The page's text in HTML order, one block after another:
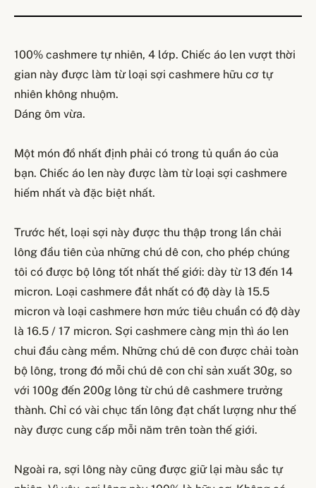
100% cashmere tự nhiên, 4 lớp. Chiếc áo len vượt thời
gian này được làm từ loại sợi cashmere hữu cơ tự
nhiên không nhuộm.
Dáng ôm vừa.
Một món đồ nhất định phải có trong tủ quần áo của
bạn. Chiếc áo len này được làm từ loại sợi cashmere
hiếm nhất và đặc biệt nhất.
Trước hết, loại sợi này được thu thập trong lần chải
lông đầu tiên của những chú dê con, cho phép chúng
tôi có được bộ lông tốt nhất thế giới: dày từ 13 đến 14
micron. Loại cashmere đắt nhất có độ dày là 15.5
micron và loại cashmere hơn mức tiêu chuẩn có độ dày
là 16.5 / 17 micron. Sợi cashmere càng mịn thì áo len
chui đầu càng mềm. Những chú dê con được chải toàn
bộ lông, trong đó mỗi chú dê con chỉ sản xuất 30g, so
với 100g đến 200g lông từ chú dê cashmere trưởng
thành. Chỉ có vài chục tấn lông đạt chất lượng như thế
này được cung cấp mỗi năm trên toàn thế giới.
Ngoài ra, sợi lông này cũng được giữ lại màu sắc tự